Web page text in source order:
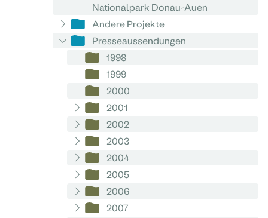
Nationalpark Donau-Auen
Andere Projekte
Presseaussendungen
1998
1999
2000
2001
2002
2003
2004
2005
2006
2007